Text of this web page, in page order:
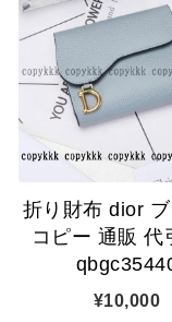
折り財布 dior
コピー 通販 代
¥10,000